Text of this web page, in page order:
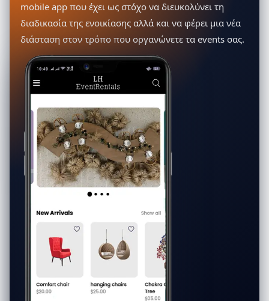
mobile app που έχει ως στόχο να διευκολύνει τη
διαδικασία της ενοικίασης αλλά και να φέρει μια νέα
διάσταση στον τρόπο που οργανώνετε τα events σας.